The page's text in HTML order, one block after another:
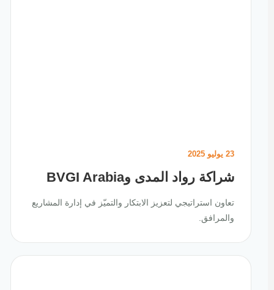
23 يوليو 2025
شراكة رواد المدى وBVGI Arabia
تعاون استراتيجي لتعزيز الابتكار والتميّز في إدارة المشاريع
والمرافق.